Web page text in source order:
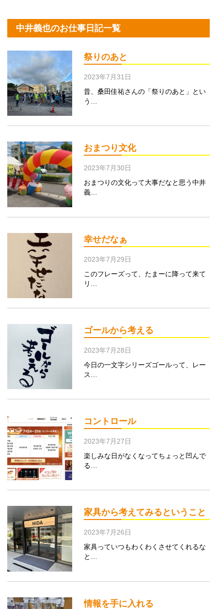
中井義也のお仕事日記一覧
祭りのあと
2023年7月31日
昔、桑田佳祐さんの「祭りのあと」とい
う…
おまつり文化
2023年7月30日
おまつりの文化って大事だなと思う中井
義…
幸せだなぁ
2023年7月29日
このフレーズって、たまーに降って来て
リ…
ゴールから考える
2023年7月28日
今日の一文字シリーズゴールって、レー
ス…
コントロール
2023年7月27日
楽しみな日がなくなってちょっと凹んで
る…
家具から考えてみるということ
2023年7月26日
家具っていつもわくわくさせてくれるな
と…
情報を手に入れる